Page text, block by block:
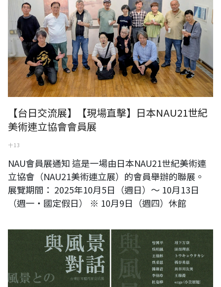
【台日交流展】【現場直擊】日本NAU21世紀
美術連立協會會員展
十 13
NAU會員展通知 這是一場由日本NAU21世紀美術連
立協會（NAU21美術連立展）的會員舉辦的聯展。
展覽期間： 2025年10月5日（週日）～ 10月13日
（週一・國定假日） ※ 10月9日（週四）休館
【預告】《與風景對話》台灣日本藝術家交流展【日本站】